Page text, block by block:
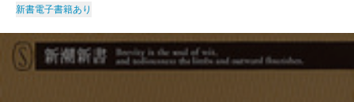
新書電子書籍あり